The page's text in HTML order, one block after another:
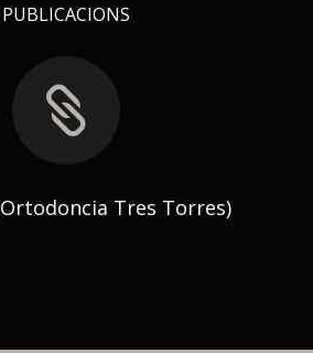
PUBLICACIONS

Tres Torres)